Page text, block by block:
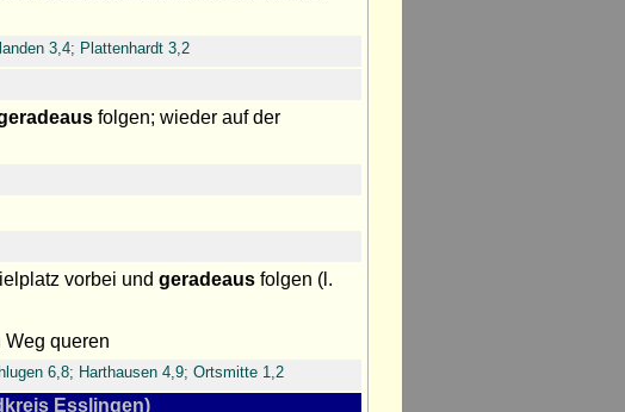
3,4; Plattenhardt 3,2
folgen; wieder auf der
vorbei und geradeaus folgen (l.
Weg queren
6,8; Harthausen 4,9; Ortsmitte 1,2
Esslingen)